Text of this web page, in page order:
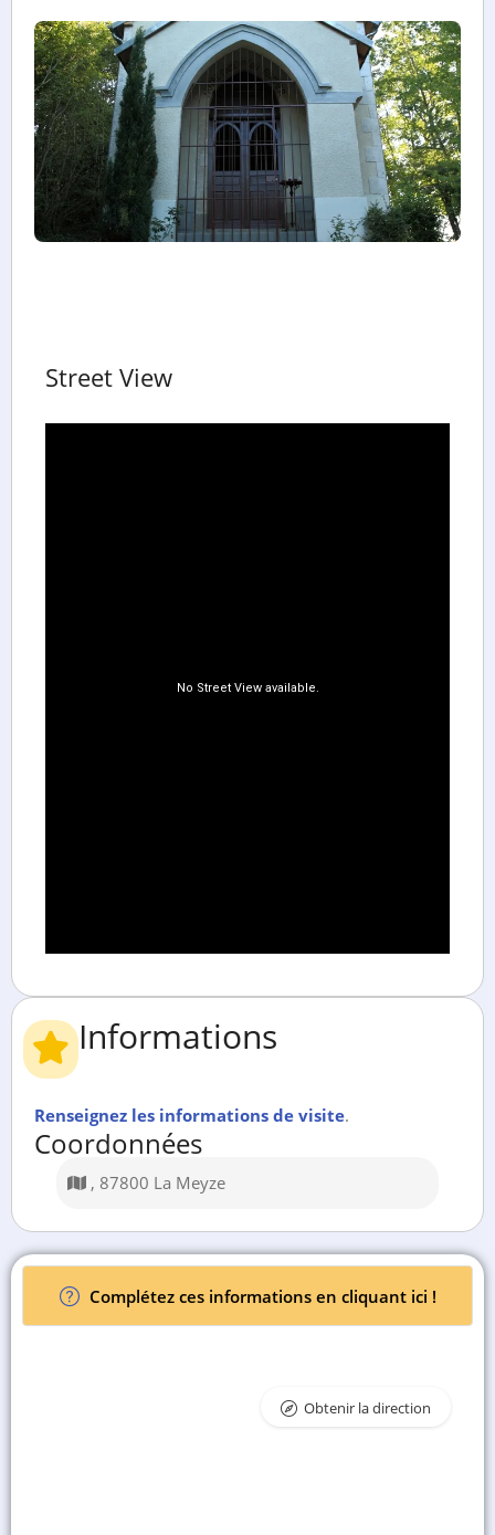
Informations
Renseignez les informations de visite.
Coordonnées
, 87800 La Meyze
Street View
Complétez ces informations en cliquant ici !
Obtenir la direction